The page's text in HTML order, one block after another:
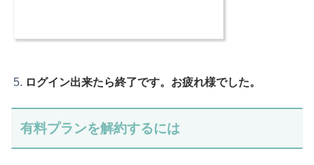
ログイン出来たら終了です。お疲れ様でした。
有料プランを解約するには